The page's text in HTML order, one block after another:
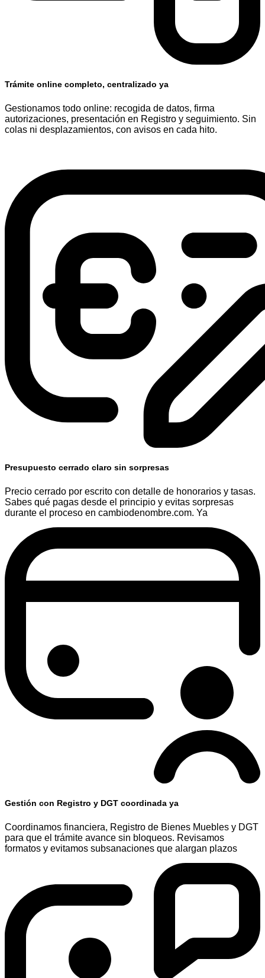
Trámite online completo, centralizado ya
Gestionamos todo online: recogida de datos, firma
autorizaciones, presentación en Registro y seguimiento. Sin
colas ni desplazamientos, con avisos en cada hito.
Presupuesto cerrado claro sin sorpresas
Precio cerrado por escrito con detalle de honorarios y tasas.
Sabes qué pagas desde el principio y evitas sorpresas
durante el proceso en cambiodenombre.com. Ya
Gestión con Registro y DGT coordinada ya
Coordinamos financiera, Registro de Bienes Muebles y DGT
para que el trámite avance sin bloqueos. Revisamos
formatos y evitamos subsanaciones que alargan plazos